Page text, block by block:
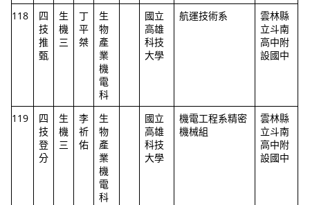
118
四
技
推
甄
生
機
三
丁
平
桀
生
物
產
業
機
電
科
國立
高雄
科技
大學
航運技術系
雲林縣
立斗南
高中附
設國中
119
四
技
登
分
生
機
三
李
祈
佑
生
物
產
業
機
電
科
國立
高雄
科技
大學
機電工程系精密
機械組
雲林縣
立斗南
高中附
設國中